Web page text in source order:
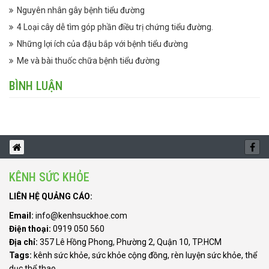
Nguyên nhân gây bệnh tiểu đường
4 Loại cây dễ tìm góp phần điều trị chứng tiểu đường.
Những lợi ích của đậu bắp với bệnh tiểu đường
Me và bài thuốc chữa bệnh tiểu đường
BÌNH LUẬN
KÊNH SỨC KHỎE
LIÊN HỆ QUẢNG CÁO:
Email: info@kenhsuckhoe.com
Điện thoại: 0919 050 560
Địa chỉ: 357 Lê Hồng Phong, Phường 2, Quận 10, TP.HCM
Tags: kênh sức khỏe, sức khỏe cộng đồng, rèn luyện sức khỏe, thể